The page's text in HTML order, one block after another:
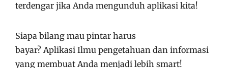
terdengar jika Anda mengunduh aplikasi kita!
Siapa bilang mau pintar harus
bayar? Aplikasi Ilmu pengetahuan dan informasi
yang membuat Anda menjadi lebih smart!